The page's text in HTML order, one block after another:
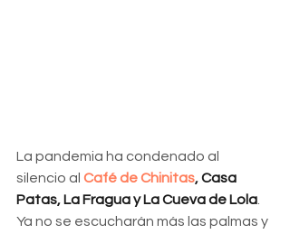
La pandemia ha condenado al
silencio al Café de Chinitas, Casa
Patas, La Fragua y La Cueva de Lola
Ya no se escucharán más las palmas y